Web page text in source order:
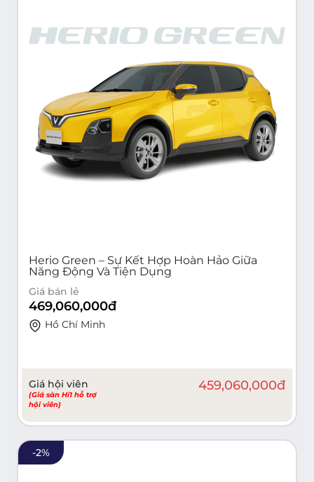
Herio Green – Sự Kết Hợp Hoàn Hảo Giữa
Năng Động Và Tiện Dụng
Giá bán lẻ
469,060,000đ
Hồ Chí Minh
Giá hội viên
(Giá sàn Hi1 hỗ trợ
hội viên)
459,060,000đ
-2%